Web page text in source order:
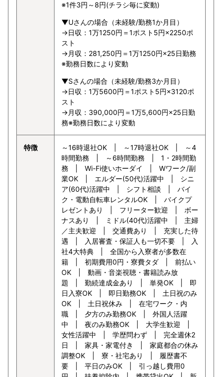
※1件3円～8円(チラシ毎に変動)
▼Uさんの場合（未経験/勤務1か月目）
→日収：1万1250円＝1ポスト5円×2250ポ
スト
→月収：281,250円＝1万1250円×25日勤務
※勤務日数により変動
▼Sさんの場合（未経験/勤務3か月目）
→日収：1万5600円＝1ポスト5円×3120ポ
スト
→月収：390,000円＝1万5,600円×25日勤
務※勤務日数により変動
特徴
～16時退社OK | ～17時退社OK | ～4
時間勤務 | ～6時間勤務 | 1・2時間勤
務 | Wi-Fi使いホーダイ | Wワーク/副
業OK | エルダー(50代)活躍中 | シニ
ア(60代)活躍中 | シフト相談 | バイ
ク・電動自転車レンタルOK | バイクプ
レゼントあり | フリーター歓迎 | ボー
ナスあり | ミドル(40代)活躍中 | 主婦
／主夫歓迎 | 交通費あり | 充実した待
遇 | 入居審査・保証人も一切不要 | 入
社4大特典 | 全国から入寮者が多数在
籍 | 初期費用0円・寮費タダ | 前払い
OK | 動画・音楽視聴・書籍読み放
題 | 勤続達成金あり | 単発OK | 即
日入寮OK | 即日勤務OK | 土日祝のみ
OK | 土日祝休み | 在宅ワーク・内
職 | 夕方のみ勤務OK | 外国人活躍
中 | 夜のみ勤務OK | 大学生歓迎 |
女性活躍中 | 学歴問わず | 完全週休2
日 | 家具・家電付き | 家庭都合の休み
調整OK | 寮・社宅あり | 履歴書不
要 | 平日のみOK | 引っ越し費用0